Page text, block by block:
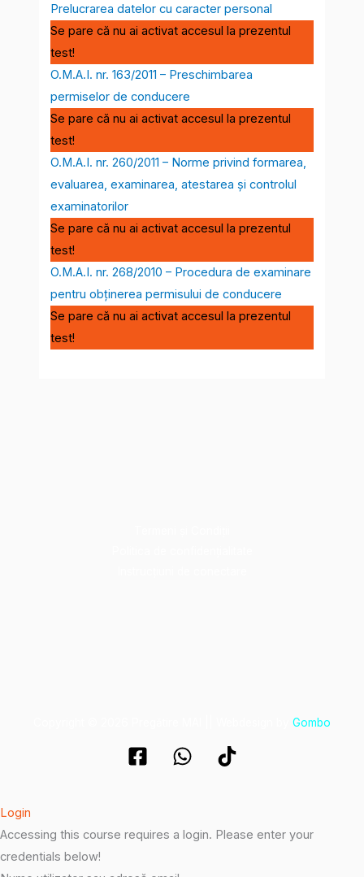
Prelucrarea datelor cu caracter personal
Se pare că nu ai activat accesul la prezentul
test!
O.M.A.I. nr. 163/2011 – Preschimbarea
permiselor de conducere
Se pare că nu ai activat accesul la prezentul
test!
O.M.A.I. nr. 260/2011 – Norme privind formarea,
evaluarea, examinarea, atestarea şi controlul
examinatorilor
Se pare că nu ai activat accesul la prezentul
test!
O.M.A.I. nr. 268/2010 – Procedura de examinare
pentru obţinerea permisului de conducere
Se pare că nu ai activat accesul la prezentul
test!
Gombo
Login
Accessing this course requires a login. Please enter your
credentials below!